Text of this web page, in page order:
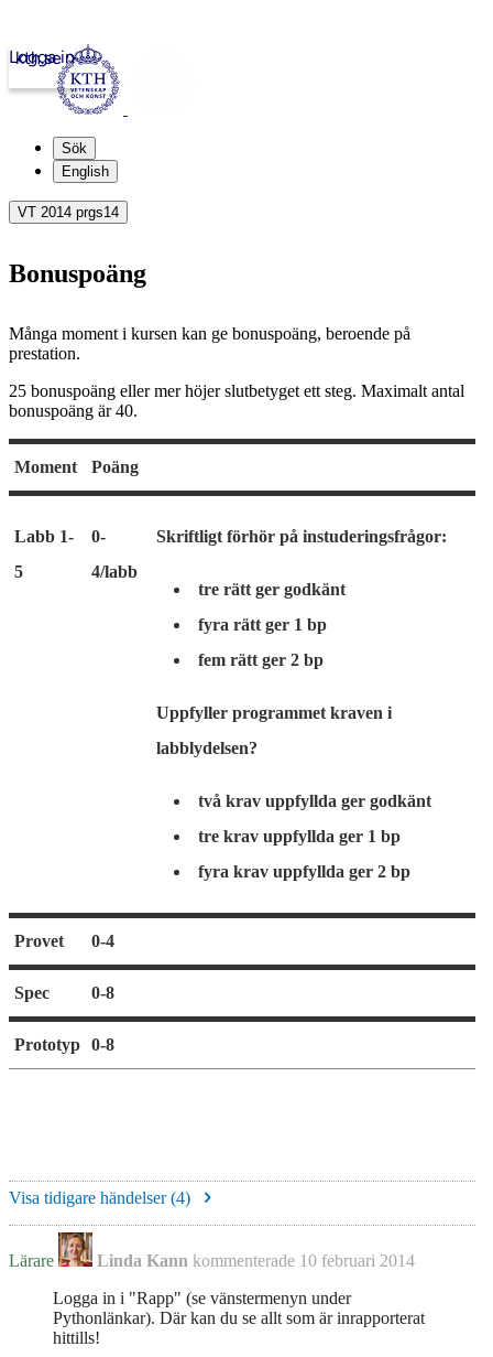
kth.se
Logga in
Sök
English
VT 2014 prgs14
Bonuspoäng
Många moment i kursen kan ge bonuspoäng, beroende på
prestation.
25 bonuspoäng eller mer höjer slutbetyget ett steg. Maximalt antal
bonuspoäng är 40.
Moment Poäng
Labb 1-
5
0-
4/labb
Skriftligt förhör på instuderingsfrågor:
tre rätt ger godkänt
fyra rätt ger 1 bp
fem rätt ger 2 bp
Uppfyller programmet kraven i
labblydelsen?
två krav uppfyllda ger godkänt
tre krav uppfyllda ger 1 bp
fyra krav uppfyllda ger 2 bp
Provet 0-4
Spec 0-8
Prototyp 0-8
Visa tidigare händelser (4)
Lärare Linda Kann kommenterade 10 februari 2014
Logga in i "Rapp" (se vänstermenyn under
Pythonlänkar). Där kan du se allt som är inrapporterat
hittills!